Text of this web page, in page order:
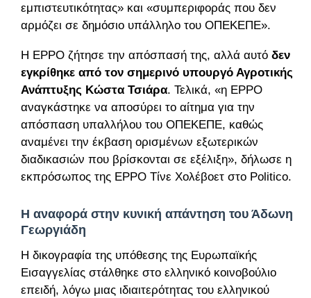
εμπιστευτικότητας» και «συμπεριφοράς που δεν
αρμόζει σε δημόσιο υπάλληλο του ΟΠΕΚΕΠΕ».
Η EPPO ζήτησε την απόσπασή της, αλλά αυτό δεν
εγκρίθηκε από τον σημερινό υπουργό Αγροτικής
Ανάπτυξης Κώστα Τσιάρα. Τελικά, «η EPPO
αναγκάστηκε να αποσύρει το αίτημα για την
απόσπαση υπαλλήλου του ΟΠΕΚΕΠΕ, καθώς
αναμένει την έκβαση ορισμένων εξωτερικών
διαδικασιών που βρίσκονται σε εξέλιξη», δήλωσε η
εκπρόσωπος της EPPO Τίνε Χολέβοετ στο Politico.
Η αναφορά στην κυνική απάντηση του Άδωνη
Γεωργιάδη
Η δικογραφία της υπόθεσης της Ευρωπαϊκής
Εισαγγελίας στάλθηκε στο ελληνικό κοινοβούλιο
επειδή, λόγω μιας ιδιαιτερότητας του ελληνικού